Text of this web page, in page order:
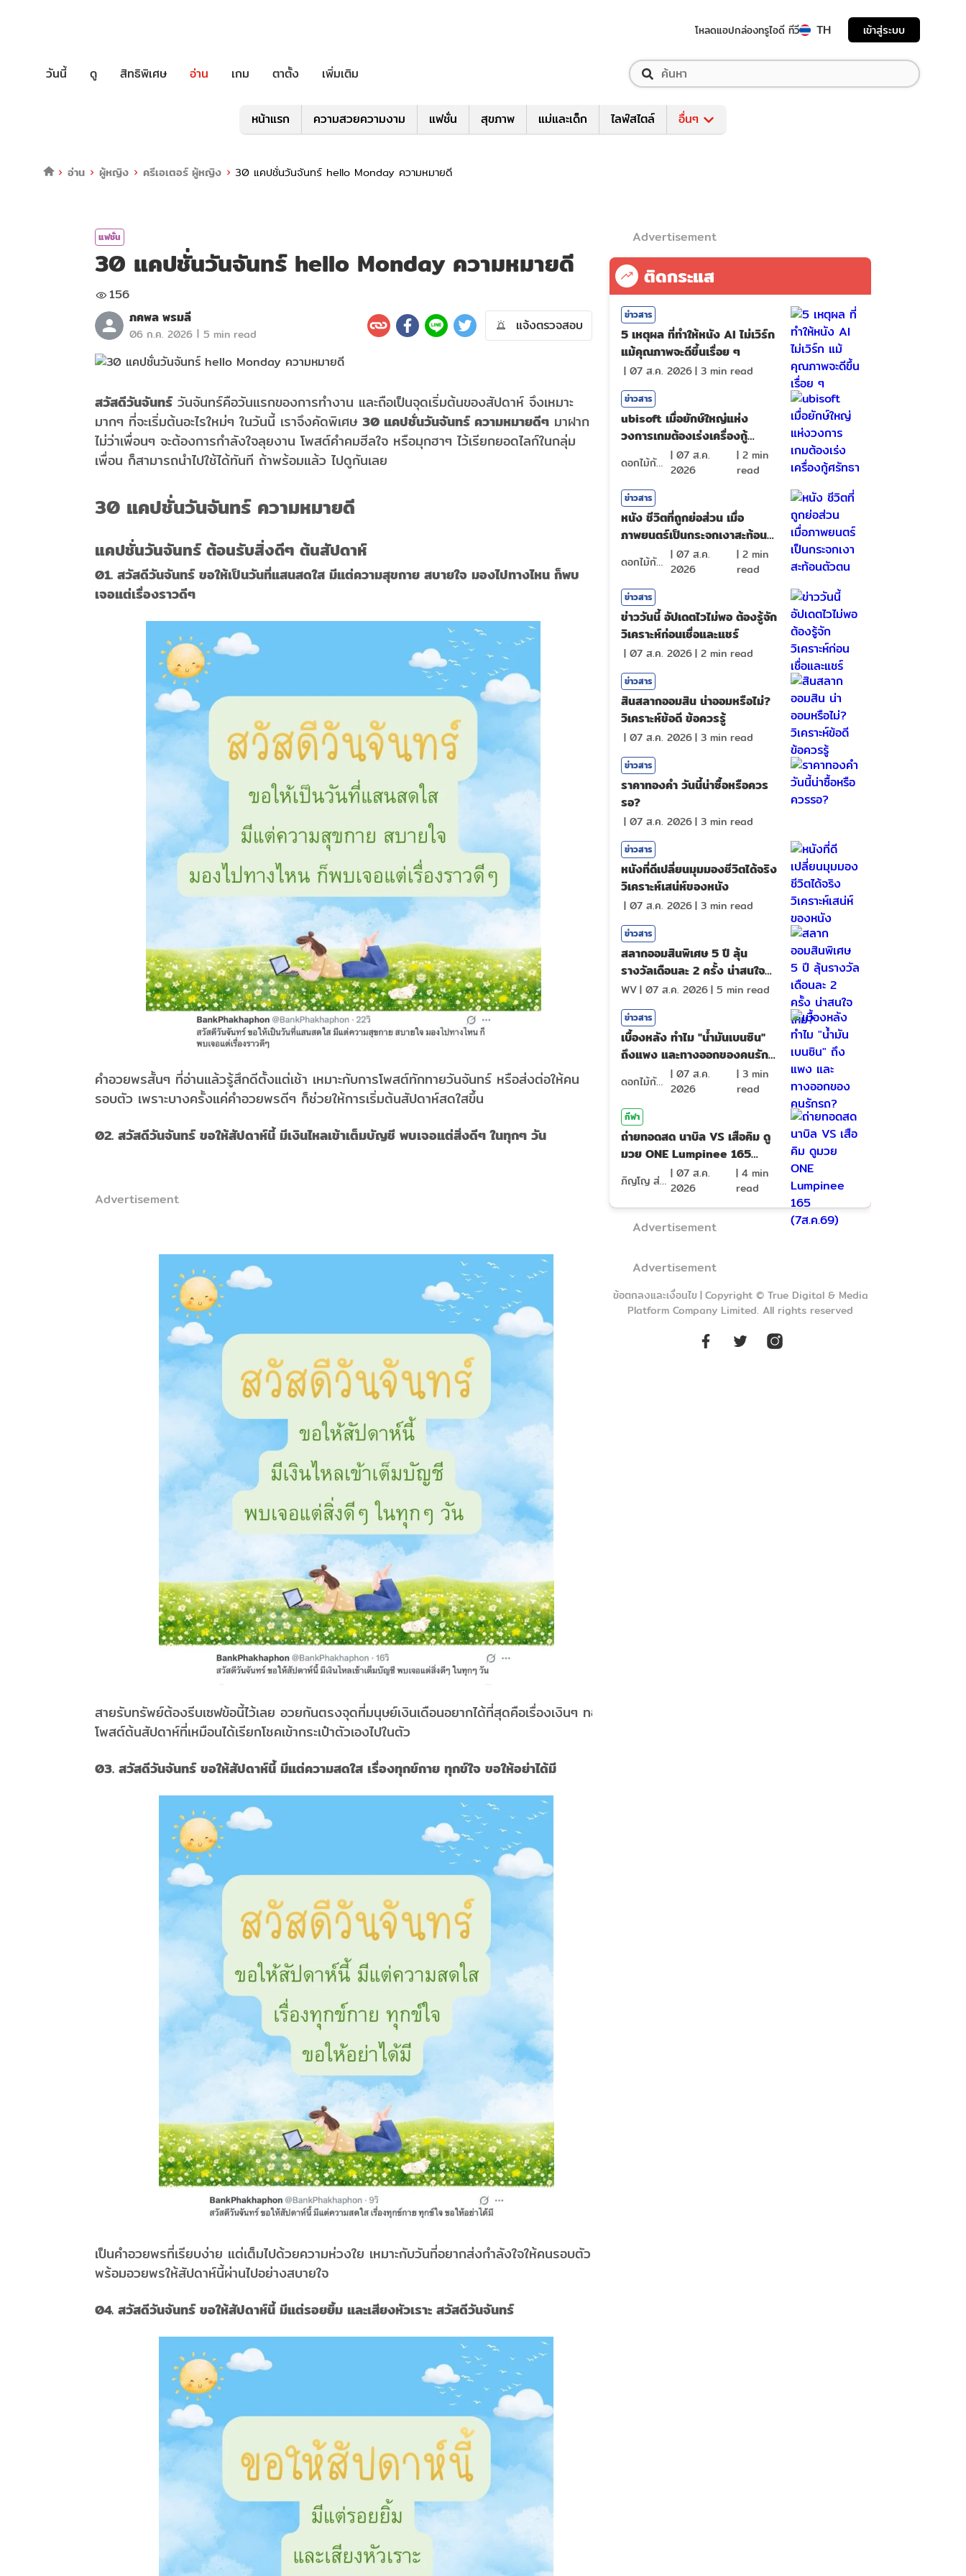
โหลดแอปกล่องทรูไอดี ทีวี TH เข้าสู่ระบบ
วันนี้ ดู สิทธิพิเศษ อ่าน เกม ตาตั้ง เพิ่มเติม
หน้าแรก ความสวยความงาม แฟชั่น สุขภาพ แม่และเด็ก ไลฟ์สไตล์ อื่นๆ
อ่าน ผู้หญิง ครีเอเตอร์ ผู้หญิง 30 แคปชั่นวันจันทร์ hello Monday ความหมายดี
แฟชั่น
30 แคปชั่นวันจันทร์ hello Monday ความหมายดี
156
ภคพล พรมลี
06 ก.ค. 2026 | 5 min read แจ้งตรวจสอบ
สวัสดีวันจันทร์วันจันทร์คือวันแรกของการทำงาน และถือเป็นจุดเริ่มต้นของสัปดาห์ จึงเหมาะ
มากๆ ที่จะเริ่มต้นอะไรใหม่ๆ ในวันนี้ เราจึงคัดพิเศษ 30 แคปชั่นวันจันทร์ ความหมายดีๆ มาฝาก
ไม่ว่าเพื่อนๆ จะต้องการกำลังใจลุยงาน โพสต์คำคมฮีลใจ หรือมุกฮาๆ ไว้เรียกยอดไลก์ในกลุ่ม
เพื่อน ก็สามารถนำไปใช้ได้ทันที ถ้าพร้อมแล้ว ไปดูกันเลย
30 แคปชั่นวันจันทร์ ความหมายดี
แคปชั่นวันจันทร์ ต้อนรับสิ่งดีๆ ต้นสัปดาห์
01. สวัสดีวันจันทร์ ขอให้เป็นวันที่แสนสดใส มีแต่ความสุขกาย สบายใจ มองไปทางไหน ก็พบ
เจอแต่เรื่องราวดีๆ
คำอวยพรสั้นๆ ที่อ่านแล้วรู้สึกดีตั้งแต่เช้า เหมาะกับการโพสต์ทักทายวันจันทร์ หรือส่งต่อให้คน
รอบตัว เพราะบางครั้งแค่คำอวยพรดีๆ ก็ช่วยให้การเริ่มต้นสัปดาห์สดใสขึ้น
02. สวัสดีวันจันทร์ ขอให้สัปดาห์นี้ มีเงินไหลเข้าเต็มบัญชี พบเจอแต่สิ่งดีๆ ในทุกๆ วัน
Advertisement
สายรับทรัพย์ต้องรีบเซฟข้อนี้ไว้เลย อวยกันตรงจุดที่มนุษย์เงินเดือนอยากได้ที่สุดคือเรื่องเงินๆ ทองๆ
โพสต์ต้นสัปดาห์ที่เหมือนได้เรียกโชคเข้ากระเป๋าตัวเองไปในตัว
03. สวัสดีวันจันทร์ ขอให้สัปดาห์นี้ มีแต่ความสดใส เรื่องทุกข์กาย ทุกข์ใจ ขอให้อย่าได้มี
เป็นคำอวยพรที่เรียบง่าย แต่เต็มไปด้วยความห่วงใย เหมาะกับวันที่อยากส่งกำลังใจให้คนรอบตัว
พร้อมอวยพรให้สัปดาห์นี้ผ่านไปอย่างสบายใจ
04. สวัสดีวันจันทร์ ขอให้สัปดาห์นี้ มีแต่รอยยิ้ม และเสียงหัวเราะ สวัสดีวันจันทร์
Advertisement
ติดกระแส
ข่าวสาร
5 เหตุผล ที่ทำให้หนัง AI ไม่เวิร์ก
แม้คุณภาพจะดีขึ้นเรื่อย ๆ
| 07 ส.ค. 2026| 3 min read
ข่าวสาร
ubisoft เมื่อยักษ์ใหญ่แห่ง
วงการเกมต้องเร่งเครื่องกู้
ศรัทธา
ดอกไม้กับสายน้ำ | 07 ส.ค.
2026
| 2min
read
ข่าวสาร
หนัง ชีวิตที่ถูกย่อส่วน เมื่อ
ภาพยนตร์เป็นกระจกเงาสะท้อน
ตัวตน
ดอกไม้กับสายน้ำ | 07 ส.ค.
2026
| 2min
read
ข่าวสาร
ข่าววันนี้ อัปเดตไวไม่พอ ต้องรู้จัก
วิเคราะห์ก่อนเชื่อและแชร์
| 07 ส.ค. 2026| 2 min read
ข่าวสาร
สินสลากออมสิน น่าออมหรือไม่?
วิเคราะห์ข้อดี ข้อควรรู้
| 07 ส.ค. 2026| 3 min read
ข่าวสาร
ราคาทองคํา วันนี้น่าซื้อหรือควร
รอ?
| 07 ส.ค. 2026| 3 min read
ข่าวสาร
หนังที่ดีเปลี่ยนมุมมองชีวิตได้จริง
วิเคราะห์เสน่ห์ของหนัง
| 07 ส.ค. 2026| 3 min read
ข่าวสาร
สลากออมสินพิเศษ 5 ปี ลุ้น
รางวัลเดือนละ 2 ครั้ง น่าสนใจ
ไหม?
WV| 07 ส.ค. 2026| 5 min read
ข่าวสาร
เบื้องหลัง ทำไม "น้ำมันเบนซิน"
ถึงแพง และทางออกของคนรัก
ดอกไม้กับสายน้ำ | 07 ส.ค.
2026
| 3min
read
กีฬา
ถ่ายทอดสด นาบิล VS เสือคิม ดู
มวย ONE Lumpinee 165
(7ส.ค.69)
ภิญโญ ส่องแสง | 07 ส.ค.
2026
|4 min
read
Advertisement
Advertisement
ข้อตกลงและเงื่อนไข | Copyright © True Digital & Media
Platform Company Limited. All rights reserved